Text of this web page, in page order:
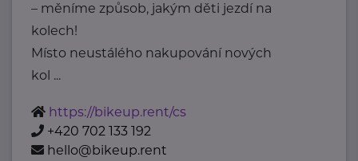
– měníme způsob, jakým děti jezdí na
kolech!
Místo neustálého nakupování nových
kol ...
https://bikeup.rent/cs
+420 702 133 192
hello@bikeup.rent